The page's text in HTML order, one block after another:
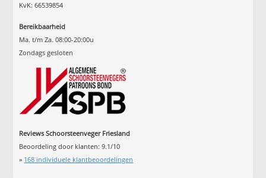
KvK: 66539854
Bereikbaarheid
Ma. t/m Za. 08:00-20:00u
Zondags gesloten
Reviews Schoorsteenveger Friesland
Beoordeling door klanten:9.1/10
» 168 individuele klantbeoordelingen